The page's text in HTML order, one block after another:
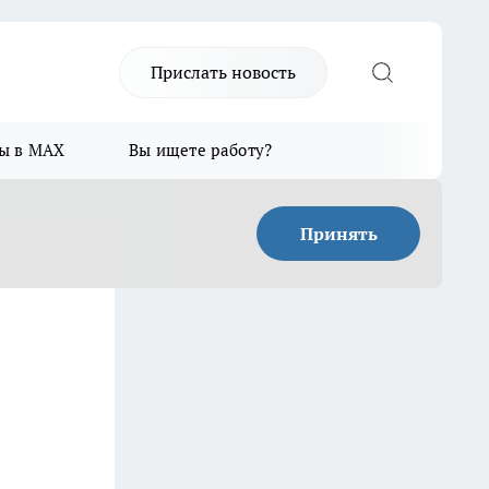
Прислать новость
в MAX Вы ищете работу?
Принять